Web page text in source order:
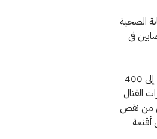
الصحية
في
تقول الدكتور وجدان: "لدينا العديد من العيادات الخارجية في المركز، كل منها يستقبل 300 إلى 400
700 مريض خلال فترات القتال
من نقص